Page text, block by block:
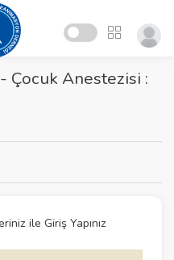
Çocuk Anestezisi :
ile Giriş Yapınız